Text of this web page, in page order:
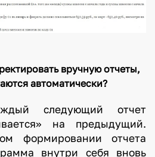
вручную отчеты,
автоматически?
следующий отчет
на предыдущий.
формировании отчета
внутри себя вновь